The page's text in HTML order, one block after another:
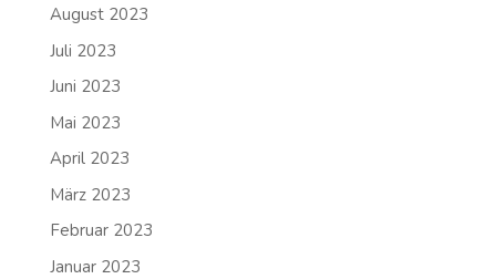
August 2023
Juli 2023
Juni 2023
Mai 2023
April 2023
März 2023
Februar 2023
Januar 2023